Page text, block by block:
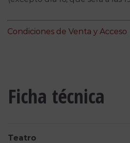
Condiciones de Venta y Acceso
Ficha técnica
Teatro